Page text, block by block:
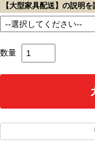
【大型家具配送】の説明
数量